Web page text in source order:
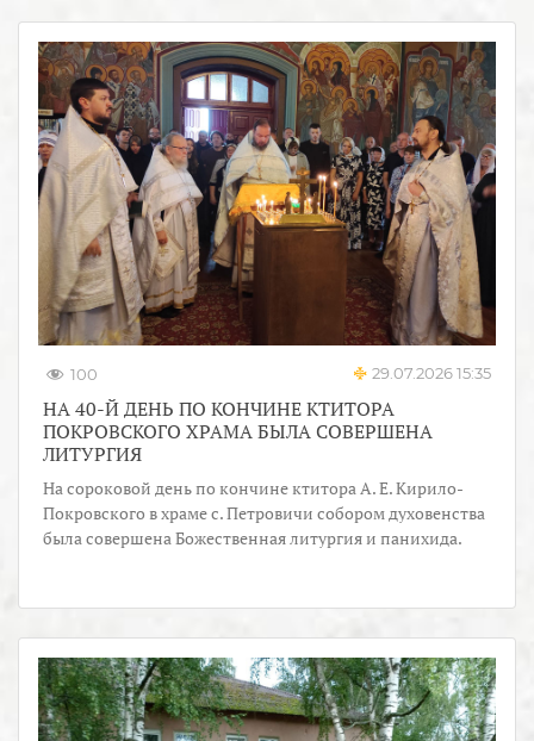
100 29.07.2026 15:35
НА 40-Й ДЕНЬ ПО КОНЧИНЕ КТИТОРА
ПОКРОВСКОГО ХРАМА БЫЛА СОВЕРШЕНА
ЛИТУРГИЯ
На сороковой день по кончине ктитора А. Е. Кирило-
Покровского в храме с. Петровичи собором духовенства
была совершена Божественная литургия и панихида.